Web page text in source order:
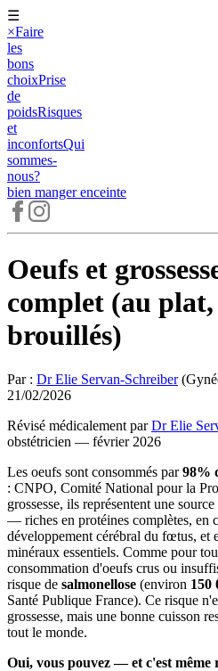
☰
×Faire
les
bons
choixPrise
de
poidsRisques
et
inconfortsQui
sommes-
nous?
bien manger enceinte
Oeufs et
complet (au
brouillés)
Par : Dr Elie Servan-Schreiber (
21/02/2026
Révisé médicalement par Dr Elie
obstétricien — février 2026
Les oeufs sont consommés par98%
: CNPO, Comité National pour la
grossesse, ils représentent une
— riches en protéines complètes, en
développement cérébral du fœtus, et
minéraux essentiels. Comme pour
consommation d'oeufs crus ou
risque de salmonellose (environ 150
Santé Publique France). Ce risque
grossesse, mais une bonne cuisson
tout le monde.
Oui, vous pouvez — et c'est